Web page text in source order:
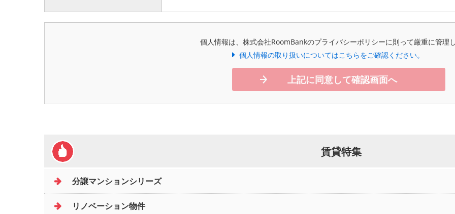
個人情報は、株式会社RoomBankのプライバシーポリシーに則って厳重に管理
個人情報の取り扱いについてはこちらをご確認ください。
上記に同意して確認画面へ
賃貸特集
分譲マンションシリーズ
リノベーション物件